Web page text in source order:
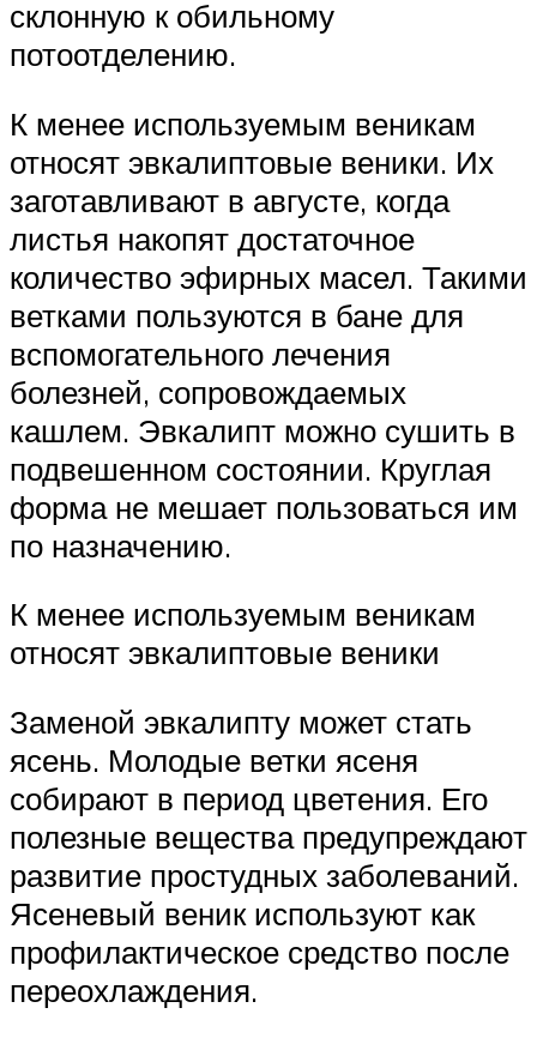
склонную к обильному
потоотделению.
К менее используемым веникам
относят эвкалиптовые веники. Их
заготавливают в августе, когда
листья накопят достаточное
количество эфирных масел. Такими
ветками пользуются в бане для
вспомогательного лечения
болезней, сопровождаемых
кашлем. Эвкалипт можно сушить в
подвешенном состоянии. Круглая
форма не мешает пользоваться им
по назначению.
К менее используемым веникам
относят эвкалиптовые веники
Заменой эвкалипту может стать
ясень. Молодые ветки ясеня
собирают в период цветения. Его
полезные вещества предупреждают
развитие простудных заболеваний.
Ясеневый веник используют как
профилактическое средство после
переохлаждения.